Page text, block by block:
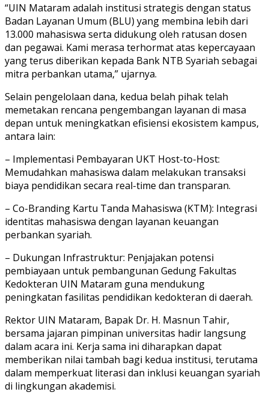
“UIN Mataram adalah institusi strategis dengan status
Badan Layanan Umum (BLU) yang membina lebih dari
13.000 mahasiswa serta didukung oleh ratusan dosen
dan pegawai. Kami merasa terhormat atas kepercayaan
yang terus diberikan kepada Bank NTB Syariah sebagai
mitra perbankan utama,” ujarnya.
Selain pengelolaan dana, kedua belah pihak telah
memetakan rencana pengembangan layanan di masa
depan untuk meningkatkan efisiensi ekosistem kampus,
antara lain:
– Implementasi Pembayaran UKT Host-to-Host:
Memudahkan mahasiswa dalam melakukan transaksi
biaya pendidikan secara real-time dan transparan.
– Co-Branding Kartu Tanda Mahasiswa (KTM): Integrasi
identitas mahasiswa dengan layanan keuangan
perbankan syariah.
– Dukungan Infrastruktur: Penjajakan potensi
pembiayaan untuk pembangunan Gedung Fakultas
Kedokteran UIN Mataram guna mendukung
peningkatan fasilitas pendidikan kedokteran di daerah.
Rektor UIN Mataram, Bapak Dr. H. Masnun Tahir,
bersama jajaran pimpinan universitas hadir langsung
dalam acara ini. Kerja sama ini diharapkan dapat
memberikan nilai tambah bagi kedua institusi, terutama
dalam memperkuat literasi dan inklusi keuangan syariah
di lingkungan akademisi.